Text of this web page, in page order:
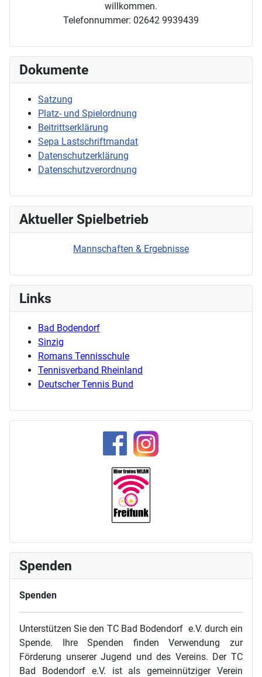
willkommen.
Telefonnummer: 02642 9939439
Dokumente
Satzung
Platz- und Spielordnung
Beitrittserklärung
Sepa Lastschriftmandat
Datenschutzerklärung
Datenschutzverordnung
Aktueller Spielbetrieb
Mannschaften & Ergebnisse
Links
Bad Bodendorf
Sinzig
Romans Tennisschule
Tennisverband Rheinland
Deutscher Tennis Bund
Spenden
Spenden
Unterstützen Sie den TC Bad Bodendorf e.V. durch ein
Spende. Ihre Spenden finden Verwendung zur
Förderung unserer Jugend und des Vereins. Der TC
Bad Bodendorf e.V. ist als gemeinnütziger Verein